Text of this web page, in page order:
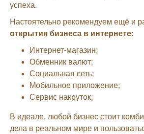
успеха.
Настоятельно рекомендуем ещё и
открытия бизнеса в интернете:
Интернет-магазин;
Обменник валют;
Социальная сеть;
Мобильное приложение;
Сервис накруток;
В идеале, любой бизнес стоит
дела в реальном мире и